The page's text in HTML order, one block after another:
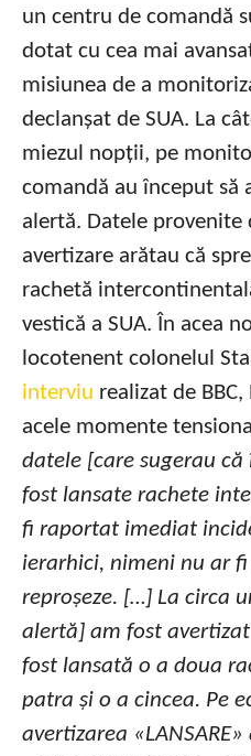
un centru de comandă
dotat cu cea mai
misiunea de a
declanșat de SUA. La
miezul nopții, pe
comandă au început să
alertă. Datele provenite
avertizare arătau că
rachetă
vestică a SUA. În acea
locotenent colonelul
interviu realizat de
acele momente
datele [care sugerau
fost lansate rachete
fi raportat imediat
ierarhici, nimeni nu ar
reproșeze. […] La circa
alertă] am fost
fost lansată o a doua
patra și o a cincea. Pe
avertizarea